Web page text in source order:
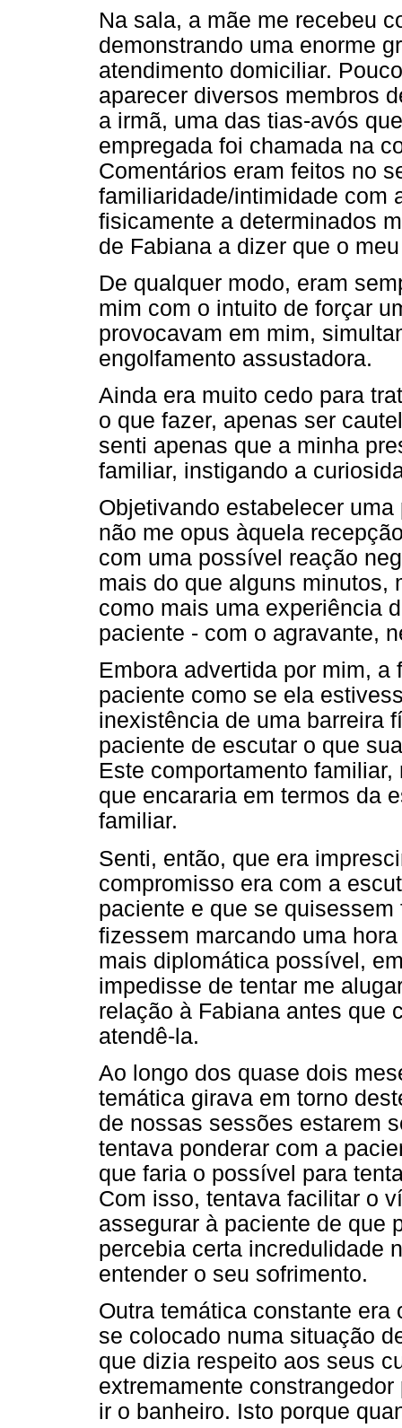
Na sala, a mãe me recebeu
demonstrando uma enorme
atendimento domiciliar.
aparecer diversos membros
a irmã, uma das tias-avós
empregada foi chamada na
Comentários eram feitos no
familiaridade/intimidade com
fisicamente a determinados
de Fabiana a dizer que o
De qualquer modo, eram
mim com o intuito de forçar
provocavam em mim,
engolfamento assustadora.
Ainda era muito cedo para
o que fazer, apenas ser
senti apenas que a minha
familiar, instigando a
Objetivando estabelecer
não me opus àquela
com uma possível reação
mais do que alguns minutos,
como mais uma experiência
paciente - com o agravante,
Embora advertida por mim,
paciente como se ela
inexistência de uma barreira
paciente de escutar o que
Este comportamento
que encararia em termos da
familiar.
Senti, então, que era
compromisso era com a
paciente e que se
fizessem marcando uma
mais diplomática possível,
impedisse de tentar me
relação à Fabiana antes que
atendê-la.
Ao longo dos quase dois
temática girava em torno
de nossas sessões estarem
tentava ponderar com a
que faria o possível para
Com isso, tentava facilitar o
assegurar à paciente de que
percebia certa incredulidade
entender o seu sofrimento.
Outra temática constante
se colocado numa situação
que dizia respeito aos seus
extremamente
ir o banheiro. Isto porque